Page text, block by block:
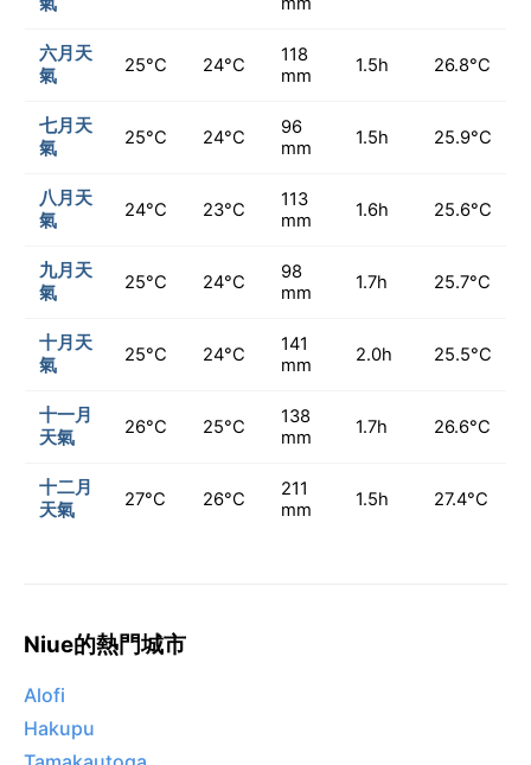
六月天
氣
25°C 24°C
118
mm
1.5h 26.8°C
七月天
氣
25°C 24°C
96
mm
1.5h 25.9°C
八月天
氣
24°C 23°C
113
mm
1.6h 25.6°C
九月天
氣
25°C 24°C
98
mm
1.7h 25.7°C
十月天
氣
25°C 24°C
141
mm
2.0h 25.5°C
十一月
天氣
26°C 25°C
138
mm
1.7h 26.6°C
十二月
天氣
27°C 26°C
211
mm
1.5h 27.4°C
Niue的熱門城市
Alofi
Hakupu